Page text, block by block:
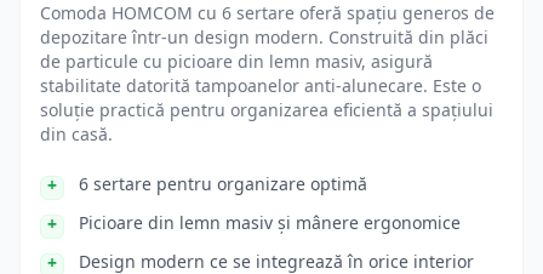
Comoda HOMCOM cu 6 sertare oferă spațiu generos de
depozitare într-un design modern. Construită din plăci
de particule cu picioare din lemn masiv, asigură
stabilitate datorită tampoanelor anti-alunecare. Este o
soluție practică pentru organizarea eficientă a spațiului
din casă.
6 sertare pentru organizare optimă
Picioare din lemn masiv și mânere ergonomice
Design modern ce se integrează în orice interior